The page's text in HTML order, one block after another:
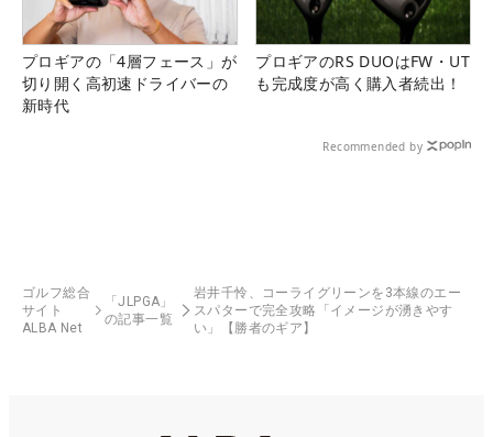
プロギアの「4層フェース」が
切り開く高初速ドライバーの
新時代
プロギアのRS DUOはFW・UT
も完成度が高く購入者続出！
Recommended by
ゴルフ総合
サイト
ALBA Net
「JLPGA」
の記事一覧
岩井千怜、コーライグリーンを3本線のエー
スパターで完全攻略「イメージが湧きやす
い」【勝者のギア】